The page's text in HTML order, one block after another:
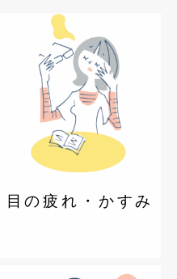
目の疲れ・かすみ